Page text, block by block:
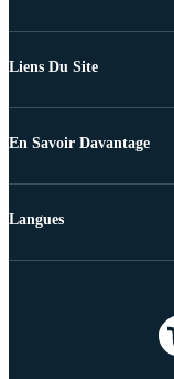
Liens Du Site
En Savoir Davantage
Langues